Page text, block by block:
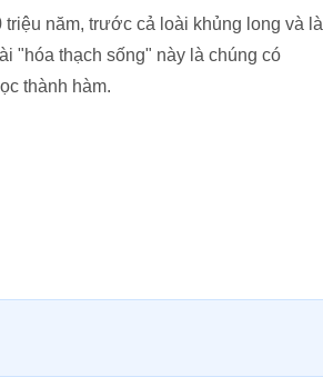
năm, trước cả loài khủng long và là
"hóa thạch sống" này là chúng có
thành hàm.